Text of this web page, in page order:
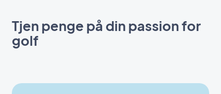
Tjen penge på din passion for
golf